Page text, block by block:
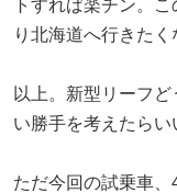
トすれば楽チン。
り北海道へ行きたく
以上。新型リーフ
い勝手を考えたらい
ただ今回の試乗車